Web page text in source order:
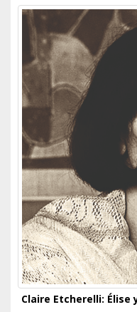
Claire Etcherelli: Élise